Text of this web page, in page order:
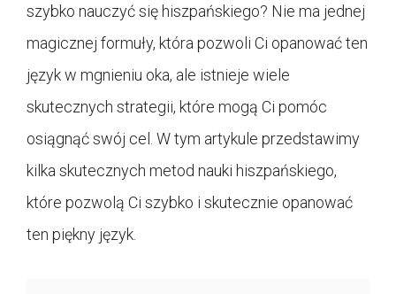
szybko nauczyć się hiszpańskiego? Nie ma jednej
magicznej formuły, która pozwoli Ci opanować ten
język w mgnieniu oka, ale istnieje wiele
skutecznych strategii, które mogą Ci pomóc
osiągnąć swój cel. W tym artykule przedstawimy
kilka skutecznych metod nauki hiszpańskiego,
które pozwolą Ci szybko i skutecznie opanować
ten piękny język.